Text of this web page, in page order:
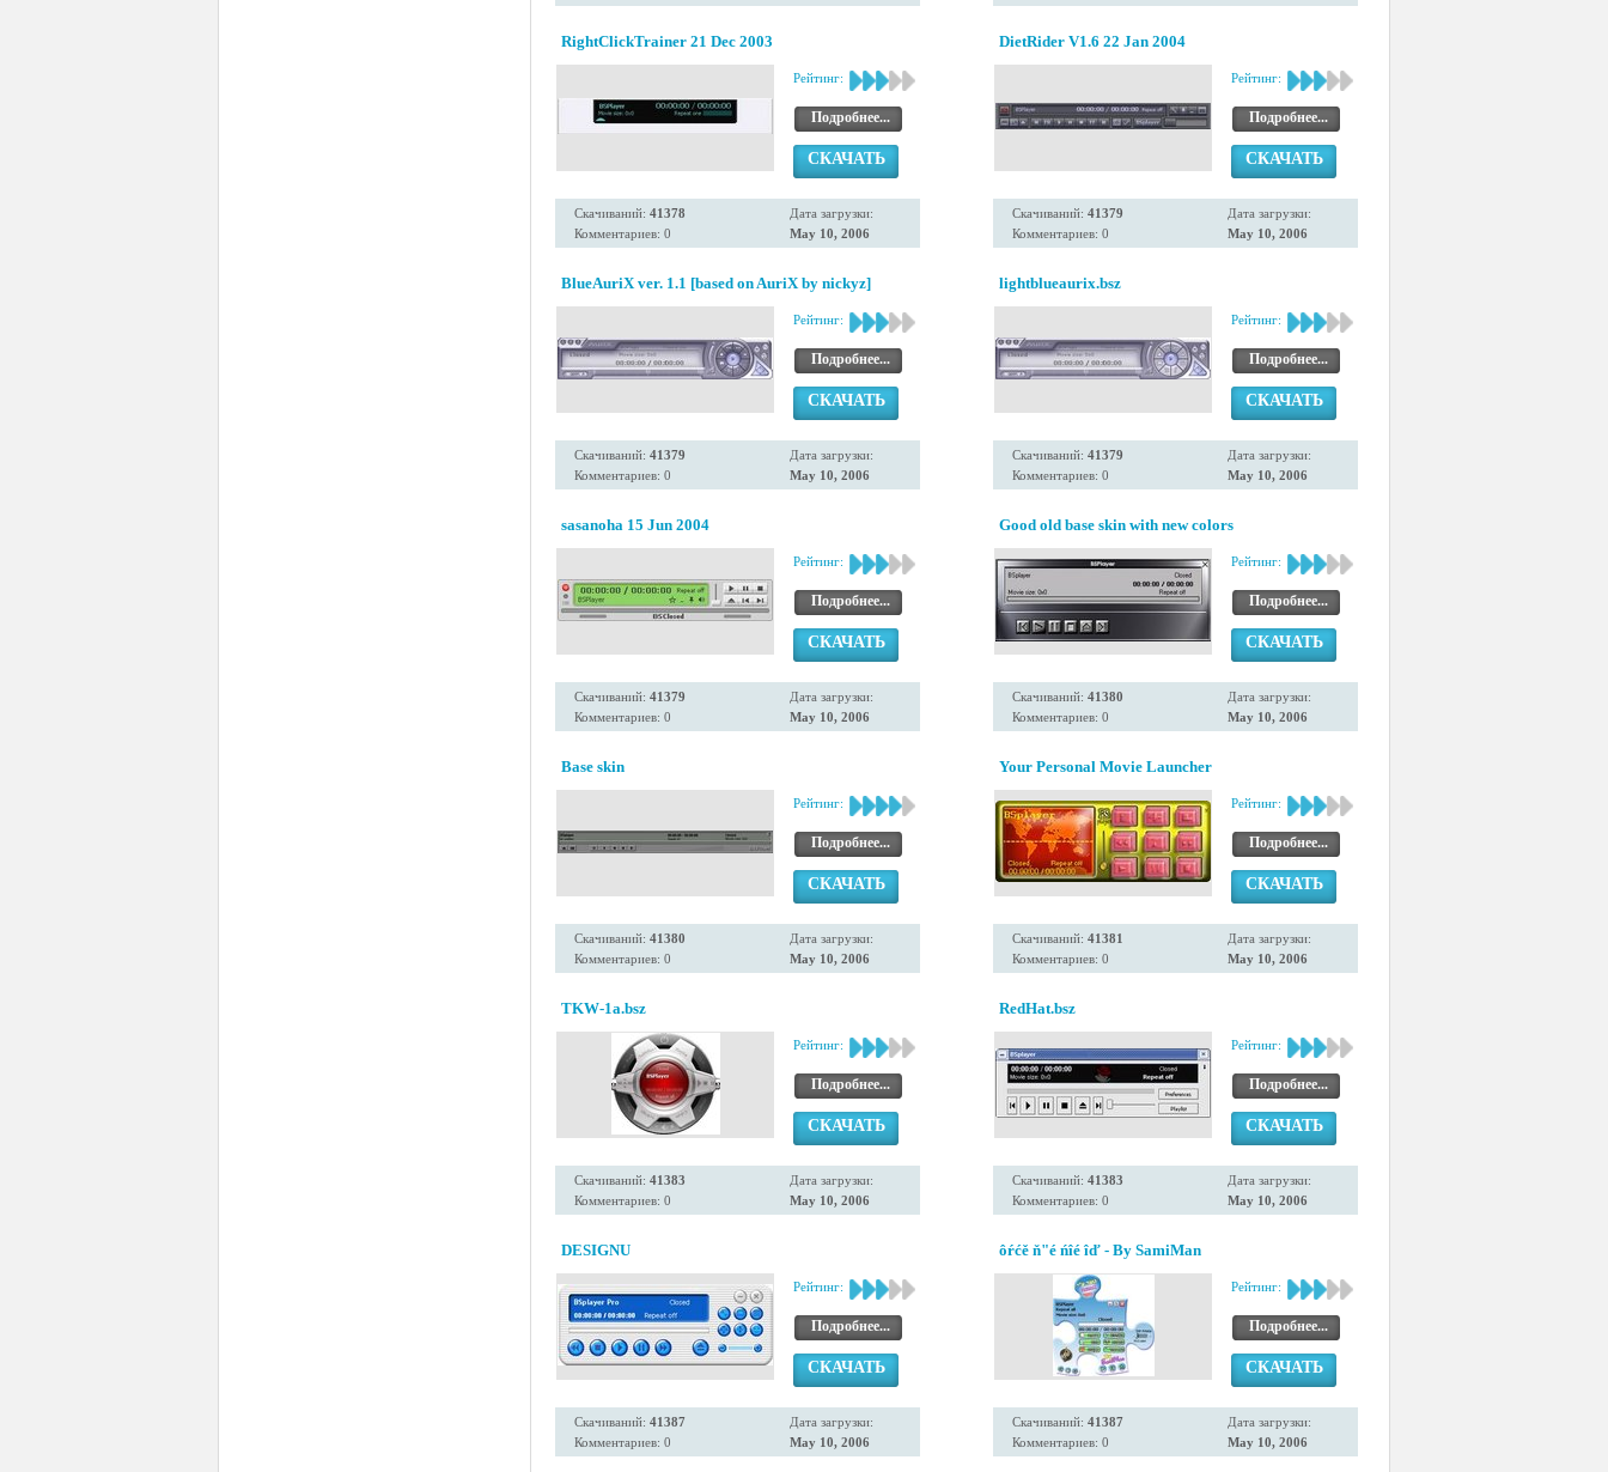
RightClickTrainer 21 Dec 2003
Рейтинг:
Подробнее...
СКАЧАТЬ
Скачиваний: 41378
Комментариев: 0
Дата загрузки:
May 10, 2006
DietRider V1.6 22 Jan 2004
Рейтинг:
Подробнее...
СКАЧАТЬ
Скачиваний: 41379
Комментариев: 0
Дата загрузки:
May 10, 2006
BlueAuriX ver. 1.1 [based on AuriX by nickyz]
Рейтинг:
Подробнее...
СКАЧАТЬ
Скачиваний: 41379
Комментариев: 0
Дата загрузки:
May 10, 2006
lightblueaurix.bsz
Рейтинг:
Подробнее...
СКАЧАТЬ
Скачиваний: 41379
Комментариев: 0
Дата загрузки:
May 10, 2006
sasanoha 15 Jun 2004
Рейтинг:
Подробнее...
СКАЧАТЬ
Скачиваний: 41379
Комментариев: 0
Дата загрузки:
May 10, 2006
Good old base skin with new colors
Рейтинг:
Подробнее...
СКАЧАТЬ
Скачиваний: 41380
Комментариев: 0
Дата загрузки:
May 10, 2006
Base skin
Рейтинг:
Подробнее...
СКАЧАТЬ
Скачиваний: 41380
Комментариев: 0
Дата загрузки:
May 10, 2006
Your Personal Movie Launcher
Рейтинг:
Подробнее...
СКАЧАТЬ
Скачиваний: 41381
Комментариев: 0
Дата загрузки:
May 10, 2006
TKW-1a.bsz
Рейтинг:
Подробнее...
СКАЧАТЬ
Скачиваний: 41383
Комментариев: 0
Дата загрузки:
May 10, 2006
RedHat.bsz
Рейтинг:
Подробнее...
СКАЧАТЬ
Скачиваний: 41383
Комментариев: 0
Дата загрузки:
May 10, 2006
DESIGNU
Рейтинг:
Подробнее...
СКАЧАТЬ
Скачиваний: 41387
Комментариев: 0
Дата загрузки:
May 10, 2006
ôŕćě ň"é ńîé îď - By SamiMan
Рейтинг:
Подробнее...
СКАЧАТЬ
Скачиваний: 41387
Комментариев: 0
Дата загрузки:
May 10, 2006